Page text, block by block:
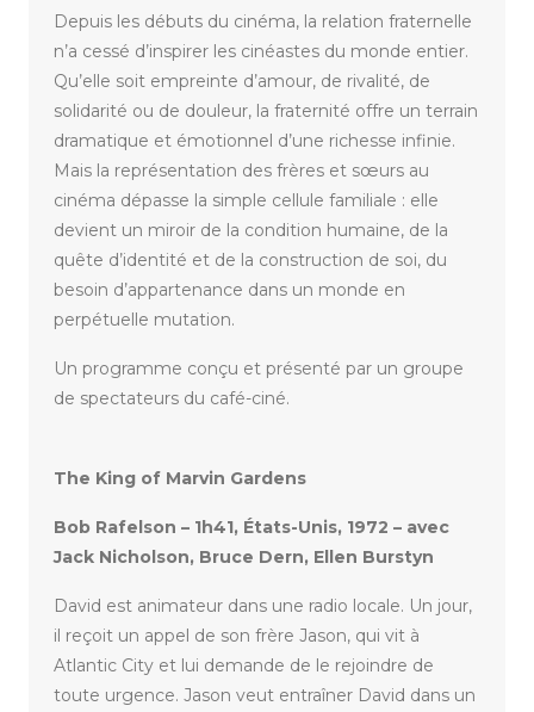
Depuis les débuts du cinéma, la relation fraternelle
n’a cessé d’inspirer les cinéastes du monde entier.
Qu’elle soit empreinte d’amour, de rivalité, de
solidarité ou de douleur, la fraternité offre un terrain
dramatique et émotionnel d’une richesse infinie.
Mais la représentation des frères et sœurs au
cinéma dépasse la simple cellule familiale : elle
devient un miroir de la condition humaine, de la
quête d’identité et de la construction de soi, du
besoin d’appartenance dans un monde en
perpétuelle mutation.
Un programme conçu et présenté par un groupe
de spectateurs du café-ciné.
The King of Marvin Gardens
Bob Rafelson – 1h41, États-Unis, 1972 – avec
Jack Nicholson, Bruce Dern, Ellen Burstyn
David est animateur dans une radio locale. Un jour,
il reçoit un appel de son frère Jason, qui vit à
Atlantic City et lui demande de le rejoindre de
toute urgence. Jason veut entraîner David dans un